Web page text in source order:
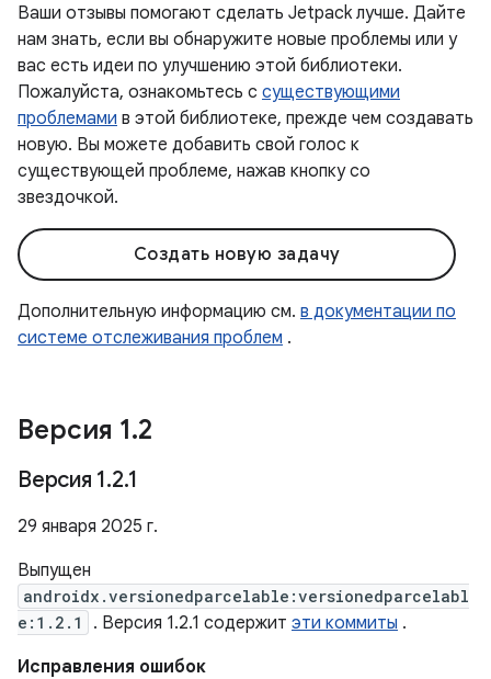
Ваши отзывы помогают сделать Jetpack лучше. Дайте
нам знать, если вы обнаружите новые проблемы или у
вас есть идеи по улучшению этой библиотеки.
Пожалуйста, ознакомьтесь с существующими
проблемами в этой библиотеке, прежде чем создавать
новую. Вы можете добавить свой голос к
существующей проблеме, нажав кнопку со
звездочкой.
Создать новую задачу
Дополнительную информацию см. в документации по
системе отслеживания проблем .
Версия 1.2
Версия 1.2.1
29 января 2025 г.
Выпущен
androidx.versionedparcelable:versionedparcelabl
e:1.2.1
. Версия 1.2.1 содержит эти коммиты .
Исправления ошибок